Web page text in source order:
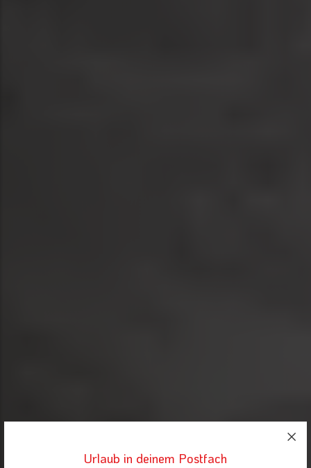
Urlaub in deinem Postfach